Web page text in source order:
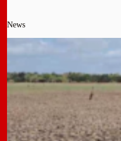
News